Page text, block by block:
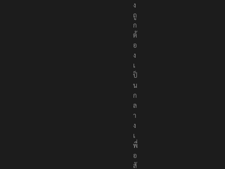
ง
ถู
ก
ต้
อ
ง
เ
ป็
น
ก
ล
า
ง
เ
พื่
อ
สั